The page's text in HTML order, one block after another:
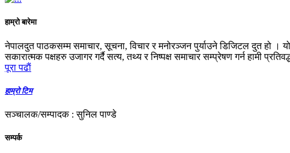
हाम्रो बारेमा
नेपालदुत पाठकसम्म समाचार, सूचना, विचार र मनोरञ्जन पुर्याउने डिजिटल दुत हो । यो
सकारात्मक पक्षहरु उजागर गर्दै सत्य, तथ्य र निष्पक्ष समाचार सम्प्रेषण गर्न हामी
पूरा पढाैं
हाम्रो टिम
सञ्चालक/सम्पादक : सुनिल पाण्डे
सम्पर्क